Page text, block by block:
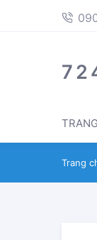
Skip
Skip
669
Trang